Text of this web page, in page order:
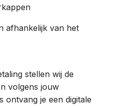
afhankelijk van het
stellen wij de
volgens jouw
ontvang je een digitale